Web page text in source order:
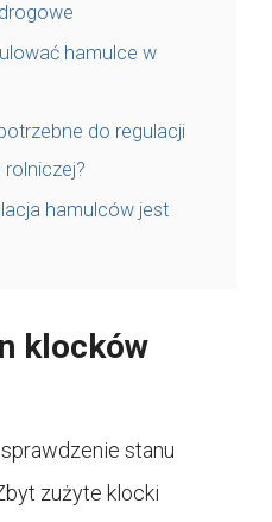
hamulce w
do regulacji
hamulców jest
klocków
stanu
zużyte klocki